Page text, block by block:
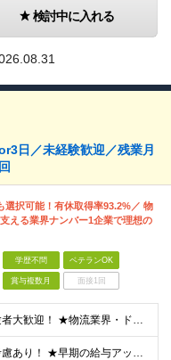
検討中に入れる
日／未経験歓迎／残業月
選択可能！有休取得率93.2%／ 物
える業界ナンバー1企業で理想の
学歴不問 ベテランOK
賞与複数月 面接1回
★人材業界の未経験者大歓迎！ ★物流業界・ドライバー経験は不問！ ★学歴不問！ ★第二新卒歓迎！ ★ブランクOK！ ＼こんな方にピッタリです！／ ・「圧倒的No.1」を目指す環境で、熱く働きたい方
★前職給与保証・考慮あり！ ★早期の給与アップが可能です 月給24万9113円以上＋賞与年2回＋各種手当 ※経験やスキルを考慮し決定します。 ※試用期間6カ月（その間の給与・待遇に差異はありません